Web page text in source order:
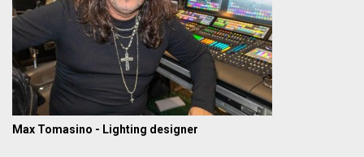
Max Tomasino - Lighting designer